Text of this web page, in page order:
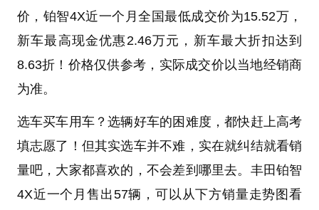
价，铂智4X近一个月全国最低成交价为15.52万，
新车最高现金优惠2.46万元，新车最大折扣达到
8.63折！价格仅供参考，实际成交价以当地经销商
为准。
选车买车用车？选辆好车的困难度，都快赶上高考
填志愿了！但其实选车并不难，实在就纠结就看销
量吧，大家都喜欢的，不会差到哪里去。丰田铂智
4X近一个月售出57辆，可以从下方销量走势图看